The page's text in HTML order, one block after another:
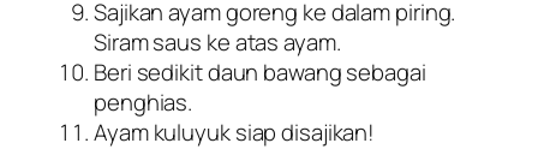
Sajikan ayam goreng ke dalam piring.
Siram saus ke atas ayam.
Beri sedikit daun bawang sebagai
penghias.
Ayam kuluyuk siap disajikan!